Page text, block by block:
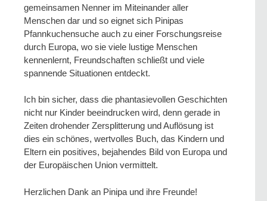
gemeinsamen Nenner im Miteinander aller
Menschen dar und so eignet sich Pinipas
Pfannkuchensuche auch zu einer Forschungsreise
durch Europa, wo sie viele lustige Menschen
kennenlernt, Freundschaften schließt und viele
spannende Situationen entdeckt.
Ich bin sicher, dass die phantasievollen Geschichten
nicht nur Kinder beeindrucken wird, denn gerade in
Zeiten drohender Zersplitterung und Auflösung ist
dies ein schönes, wertvolles Buch, das Kindern und
Eltern ein positives, bejahendes Bild von Europa und
der Europäischen Union vermittelt.
Herzlichen Dank an Pinipa und ihre Freunde!